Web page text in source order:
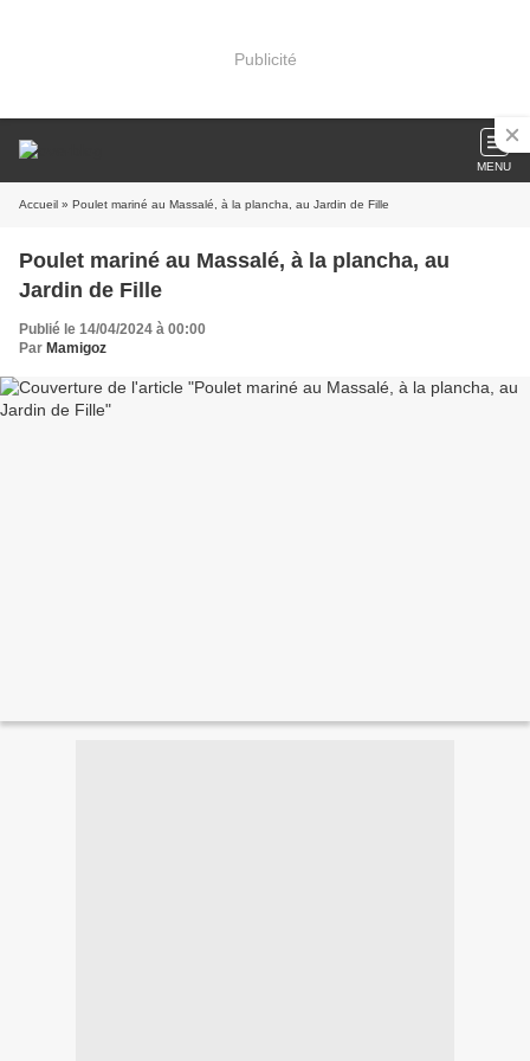
Publicité
MENU
Accueil » Poulet mariné au Massalé, à la plancha, au Jardin de Fille
Poulet mariné au Massalé, à la plancha, au
Jardin de Fille
Publié le 14/04/2024 à 00:00
Par Mamigoz